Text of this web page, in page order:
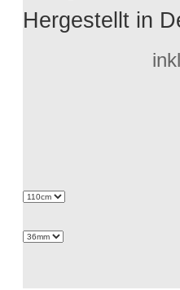
Hergestellt in